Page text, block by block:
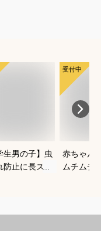
生男の子】虫
防止に長ズボ
受付中
赤ちゃん
ムチムチ